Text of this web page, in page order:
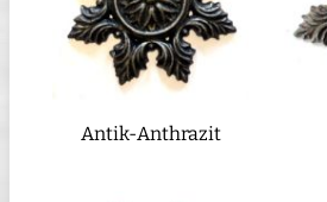
Antik-Anthrazit